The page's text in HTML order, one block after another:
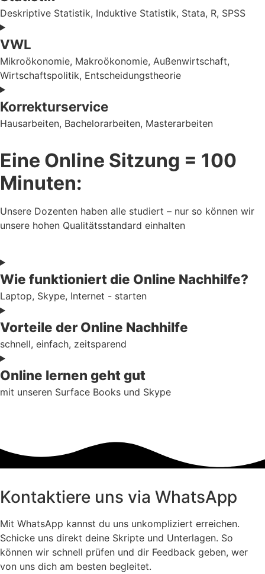
Deskriptive Statistik, Induktive Statistik, Stata, R, SPSS
VWL
Mikroökonomie, Makroökonomie, Außenwirtschaft,
Wirtschaftspolitik, Entscheidungstheorie
Korrekturservice
Hausarbeiten, Bachelorarbeiten, Masterarbeiten
Eine Online Sitzung = 100
Minuten:
Unsere Dozenten haben alle studiert – nur so können wir
unsere hohen Qualitätsstandard einhalten
Wie funktioniert die Online Nachhilfe?
Laptop, Skype, Internet - starten
Vorteile der Online Nachhilfe
schnell, einfach, zeitsparend
Online lernen geht gut
mit unseren Surface Books und Skype
Kontaktiere uns via WhatsApp
Mit WhatsApp kannst du uns unkompliziert erreichen.
Schicke uns direkt deine Skripte und Unterlagen. So
können wir schnell prüfen und dir Feedback geben, wer
von uns dich am besten begleitet.